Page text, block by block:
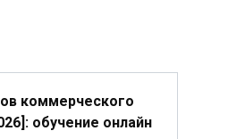
коммерческого
обучение онлайн